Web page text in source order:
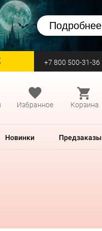
Подробнее
на Zvezda +7 800 500-31-36
Избранное Корзина
Новинки Предзаказы